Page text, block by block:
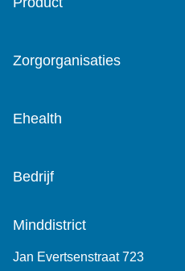
Zorgorganisaties
Ehealth
Bedrijf
Minddistrict
Jan Evertsenstraat 723